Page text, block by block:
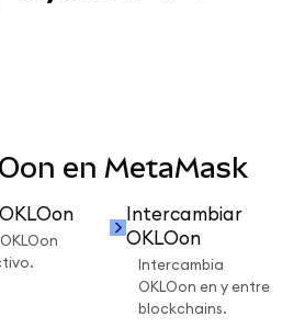
en MetaMask
Intercambiar
OKLOon
Intercambia
OKLOon en y entre
blockchains.